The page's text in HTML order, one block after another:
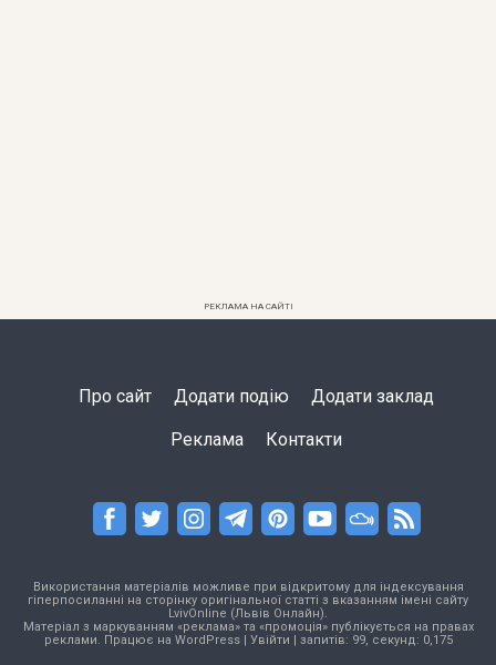
РЕКЛАМА НА САЙТІ
Про сайт Додати подію Додати заклад
Реклама Контакти
Використання матеріалів можливе при відкритому для індексування
гіперпосиланні на сторінку оригінальної статті з вказанням імені сайту
LvivOnline (Львів Онлайн).
Матеріал з маркуванням «реклама» та «промоція» публікується на правах
реклами. Працює на WordPress| Увійти | запитів: 99, секунд: 0,175